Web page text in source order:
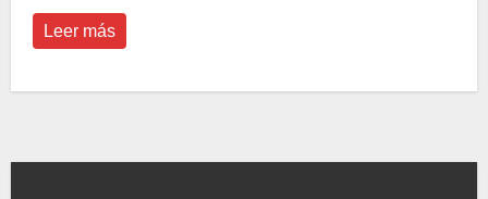
Leer más